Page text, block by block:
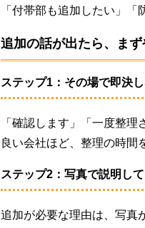
「付帯部も追加したい」「
追加の話が出たら、まず
ステップ1：その場で即決
「確認します」「一度整理
良い会社ほど、整理の時間
ステップ2：写真で説明し
追加が必要な理由は、写真